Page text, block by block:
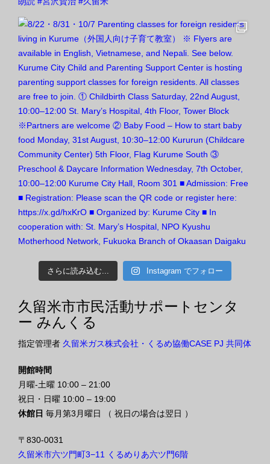
さらに読み込む... Instagram でフォロー
久留米市市民活動サポートセンタ
ー みんくる
指定管理者 久留米ガス株式会社・くるめ協働CASE PJ 共同体
開館時間
月曜-土曜 10:00 – 21:00
祝日・日曜 10:00 – 19:00
休館日 毎月第3月曜日 （ 祝日の場合は翌日 ）
〒830-0031
久留米市六ツ門町3−11 くるめりあ六ツ門6階